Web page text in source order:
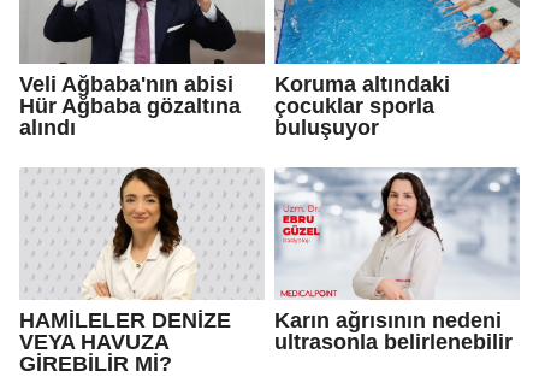
Veli Ağbaba'nın abisi
Hür Ağbaba gözaltına
alındı
Koruma altındaki
çocuklar sporla
buluşuyor
HAMİLELER DENİZE
VEYA HAVUZA
GİREBİLİR Mİ?
Karın ağrısının nedeni
ultrasonla belirlenebilir